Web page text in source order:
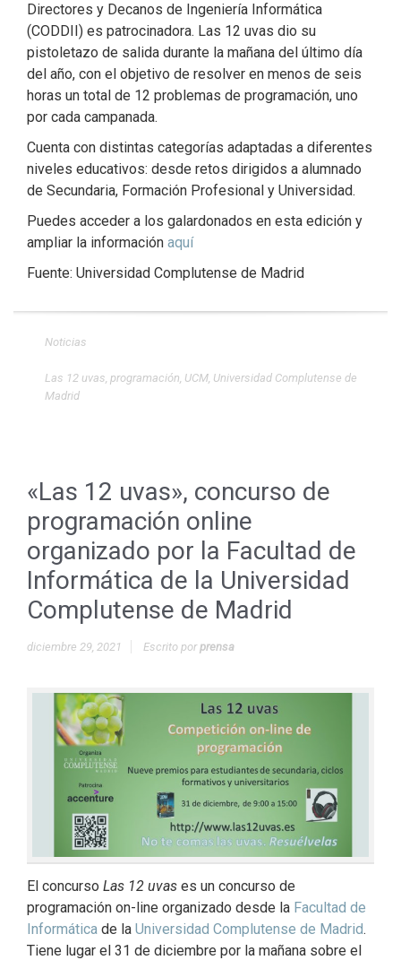
Directores y Decanos de Ingeniería Informática
(CODDII) es patrocinadora. Las 12 uvas dio su
pistoletazo de salida durante la mañana del último día
del año, con el objetivo de resolver en menos de seis
horas un total de 12 problemas de programación, uno
por cada campanada.
Cuenta con distintas categorías adaptadas a diferentes
niveles educativos: desde retos dirigidos a alumnado
de Secundaria, Formación Profesional y Universidad.
Puedes acceder a los galardonados en esta edición y
ampliar la información aquí
Fuente: Universidad Complutense de Madrid
Noticias
Las 12 uvas, programación, UCM, Universidad Complutense de
Madrid
«Las 12 uvas», concurso de
programación online
organizado por la Facultad de
Informática de la Universidad
Complutense de Madrid
diciembre 29, 2021 Escrito porprensa
El concurso Las 12 uvas es un concurso de
programación on-line organizado desde la Facultad de
Informática de la Universidad Complutense de Madrid.
Tiene lugar el 31 de diciembre por la mañana sobre el